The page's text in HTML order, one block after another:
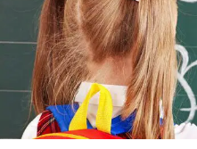
Kirche und Finanzen
Personalausschuss
LANDESKIRCHENAMT
Willkommen
Evangelische Kirche
Lutherische Kirche
Glaubensbekenntnis
Positionen
Ökumene
Gegen Gewalt
KLIMASCHUTZ
Nachhaltigkeit
Erneuerbare Energien
Impressum
Datenschutz
Kontakt
Barrierefreiheit
Presse